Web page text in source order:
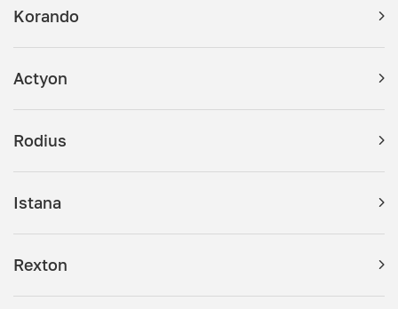
Korando
Actyon
Rodius
Istana
Rexton